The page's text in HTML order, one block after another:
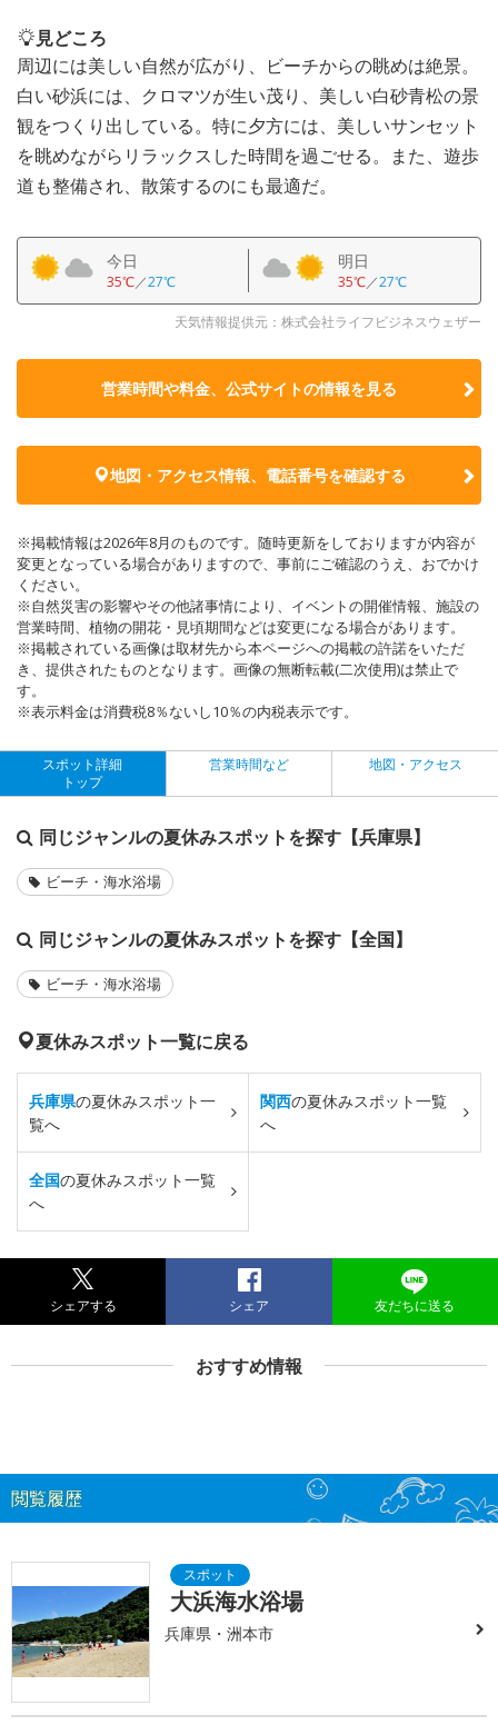
見どころ
周辺には美しい自然が広がり、ビーチからの眺めは絶景。
白い砂浜には、クロマツが生い茂り、美しい白砂青松の景
観をつくり出している。特に夕方には、美しいサンセット
を眺めながらリラックスした時間を過ごせる。また、遊歩
道も整備され、散策するのにも最適だ。
今日
35℃／27℃
明日
35℃／27℃
天気情報提供元：株式会社ライフビジネスウェザー
営業時間や料金、公式サイトの情報を見る
地図・アクセス情報、電話番号を確認する
※掲載情報は2026年8月のものです。随時更新をしておりますが内容が
変更となっている場合がありますので、事前にご確認のうえ、おでかけ
ください。
※自然災害の影響やその他諸事情により、イベントの開催情報、施設の
営業時間、植物の開花・見頃期間などは変更になる場合があります。
※掲載されている画像は取材先から本ページへの掲載の許諾をいただ
き、提供されたものとなります。画像の無断転載(二次使用)は禁止で
す。
※表示料金は消費税8％ないし10％の内税表示です。
スポット詳細
トップ
営業時間など 地図・アクセス
同じジャンルの夏休みスポットを探す【兵庫県】
ビーチ・海水浴場
同じジャンルの夏休みスポットを探す【全国】
ビーチ・海水浴場
夏休みスポット一覧に戻る
兵庫県の夏休みスポット一
覧へ
関西の夏休みスポット一覧
へ
全国の夏休みスポット一覧
へ
シェアする シェア 友だちに送る
おすすめ情報
閲覧履歴
大浜海水浴場
兵庫県・洲本市